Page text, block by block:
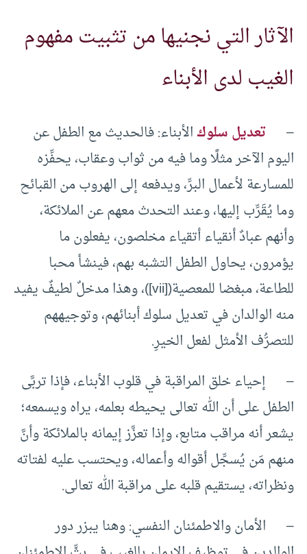
الآثار التي نجنيها من تثبيت مفهوم
الغيب لدى الأبناء
– تعديل سلوكالأبناء: فالحديث مع الطفل عن
اليوم الآخر مثلًا وما فيه من ثواب وعقاب، يحفِّزه
للمسارعة لأعمال البرِّ، ويدفعه إلى الهروب من القبائح
وما يُقَرِّب إليها، وعند التحدث معهم عن الملائكة،
وأنهم عبادٌ أنقياء أتقياء مخلصون، يفعلون ما
يؤمرون، يحاول الطفل التشبه بهم، فينشأ محبا
للطاعة، مبغضا للمعصية([vii])، وهذا مدخلٌ لطيفٌ يفيد
منه الوالدان في تعديل سلوك أبنائهم، وتوجيههم
للتصرُّف الأمثل لفعل الخيرِ.
– إحياء خلق المراقبة في قلوب الأبناء، فإذا تربَّى
الطفل على أن الله تعالى يحيطه بعلمه، يراه ويسمعه؛
يشعر أنه مراقب متابع، وإذا تعزَّز إيمانه بالملائكة وأنَّ
منهم مَن يُسجِّل أقواله وأعماله، ويحتسب عليه لفتاته
ونظراته، يستقيم قلبه على مراقبة الله تعالى.
– الأمان والاطمئنان النفسي: وهنا يبزر دور